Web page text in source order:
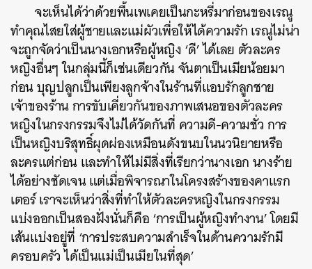
จะเห็นได้ว่าด้วยพื้นเพเคยเป็นกะหรี่มาก่อนของเรณู
ทำคุณไสยใส่ผู้ชายและแม่ผัวเพื่อให้ได้ความรัก เรณูไม่น่า
จะถูกจัดว่าเป็นนางเอกหรือผู้หญิง ‘ดี’ ได้เลย ตัวละคร
หญิงอื่นๆ ในกลุ่มนี้ก็เช่นเดียวกัน จันตาเป็นเมียน้อยมา
ก่อน บุญปลูกเป็นเพียงลูกจ้างในร้านที่แอบรักลูกชาย
เจ้าของร้าน การขับเคี่ยวกันของภาพเสนอของตัวละคร
หญิงในกรงกรรมจึงไม่ได้วัดกันที่ ความดี-ความชั่ว การ
เป็นหญิงบริสุทธิ์ผุดผ่องเหมือนดังขนบในนวนิยายหรือ
ละครแต่ก่อน และทำให้ไม่มีสิ่งที่เรียกว่านางเอก นางร้าย
ได้อย่างชัดเจน แต่เมื่อพิจารณาในโครงสร้างของคาแรก
เตอร์ เราจะเห็นว่าสิ่งที่ทำให้ตัวละครหญิงในกรงกรรม
แบ่งออกเป็นสองฝั่งนั่นก็คือ ‘การเป็นผู้หญิงทำงาน’ โดยมี
เส้นแบ่งอยู่ที่ ‘การประสบความสำเร็จในด้านความรักมี
ครอบครัว ได้เป็นแม่เป็นเมียในที่สุด’